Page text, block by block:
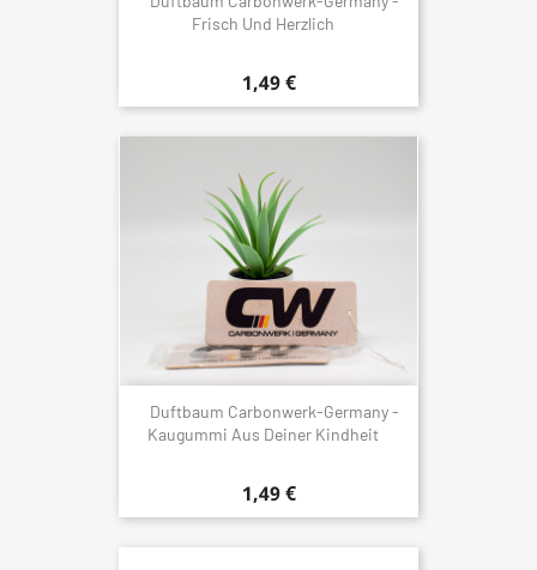
Frisch Und Herzlich
1,49 €
Duftbaum Carbonwerk-Germany -
Kaugummi Aus Deiner Kindheit
1,49 €